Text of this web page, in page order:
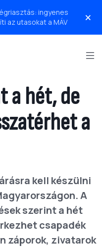
ingyenes
az utasokat a MÁV
×
a hét, de
a
kell készülni
A
szerint a hét
csapadék
záporok, zivatarok